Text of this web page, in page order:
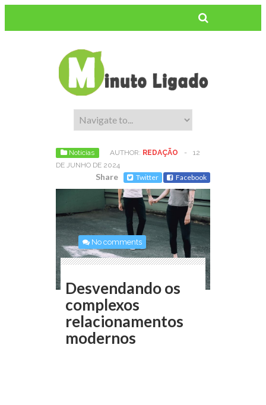
Notícias AUTHOR: REDAÇÃO -
12
DE JUNHO DE 2024
Share Twitter Facebook
No comments
Desvendando os
complexos
relacionamentos
modernos